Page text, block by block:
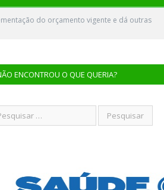
do orçamento vigente e dá outras
ENCONTROU O QUE QUERIA?